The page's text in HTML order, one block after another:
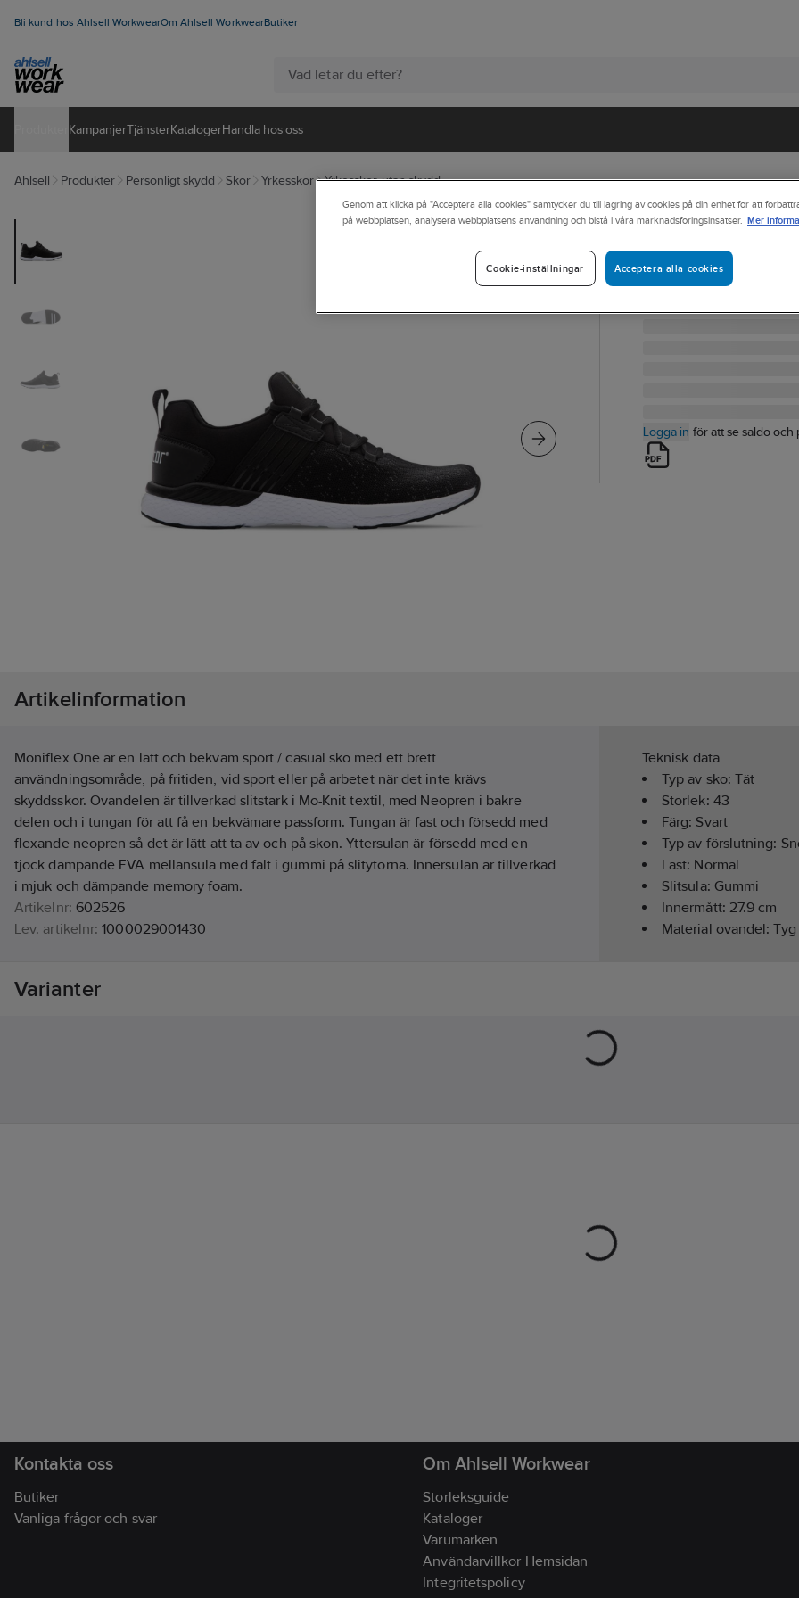
Bli kund hos Ahlsell WorkwearOm Ahlsell WorkwearButiker
KampanjerTjänsterKatalogerHandla hos oss
Ahlsell Produkter Personligt skydd Skor Yrkesskor Yrkesskor, utan skydd
MONITOR
Yrkessko
YRKESSKO MONITOR
Logga in för att se saldo och
Artikelinformation
Moniflex One är en lätt och bekväm sport / casual sko med ett brett
användningsområde, på fritiden, vid sport eller på arbetet när det inte krävs
skyddsskor. Ovandelen är tillverkad slitstark i Mo-Knit textil, med Neopren i bakre
delen och i tungan för att få en bekvämare passform. Tungan är fast och försedd med
flexande neopren så det är lätt att ta av och på skon. Yttersulan är försedd med en
tjock dämpande EVA mellansula med fält i gummi på slitytorna. Innersulan är tillverkad
i mjuk och dämpande memory foam.
Artikelnr: 602526
Lev. artikelnr: 1000029001430
Teknisk data
Typ av sko: Tät
Storlek: 43
Färg:Svart
Typ av förslutning:
Läst: Normal
Slitsula: Gummi
Innermått: 27.9 cm
Material ovandel:
Varianter
Kontakta oss
Butiker
Vanliga frågor och svar
Om Ahlsell Workwear
Storleksguide
Kataloger
Varumärken
Användarvillkor Hemsidan
Integritetspolicy
Genom att klicka på "Acceptera alla cookies" samtycker du till lagring av cookies på din enhet för att
på webbplatsen, analysera webbplatsens användning och bistå i våra marknadsföringsinsatser. Mer
Acceptera alla cookies
Cookie-inställningar